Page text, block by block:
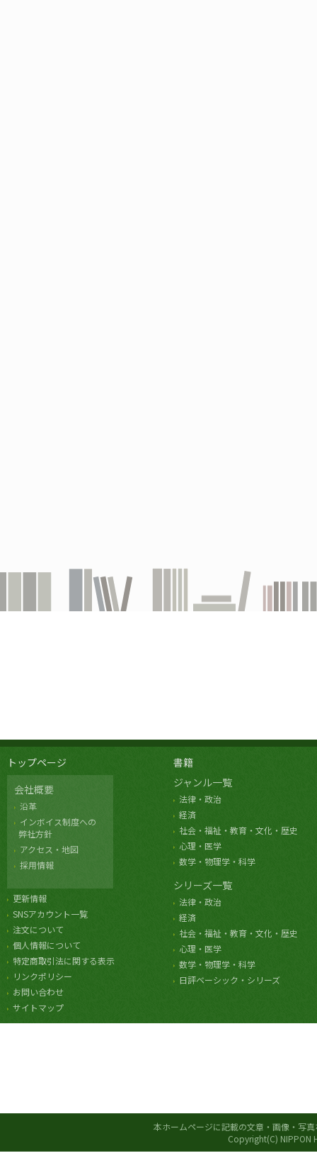
トップページ
会社概要
沿革
インボイス制度への
弊社方針
アクセス・地図
採用情報
更新情報
SNSアカウント一覧
注文について
個人情報について
特定商取引法に関する表示
リンクポリシー
お問い合わせ
サイトマップ
書籍
ジャンル一覧
法律・政治
経済
社会・福祉・教育・文化・歴史
心理・医学
数学・物理学・科学
シリーズ一覧
法律・政治
経済
社会・福祉・教育・文化・歴史
心理・医学
数学・物理学・科学
日評ベーシック・シリーズ
本ホームページに記載の文章・画像・写
Copyright(C) NIPPON